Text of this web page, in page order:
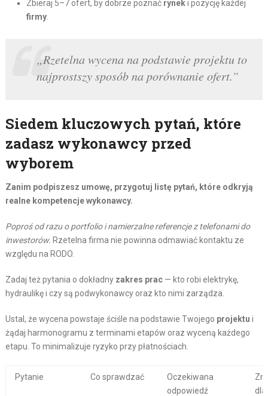
Zbieraj 5–7 ofert, by dobrze poznać ryneki pozycję każdej
firmy.
„Rzetelna wycena na podstawie projektu to
najprostszy sposób na porównanie ofert.”
Siedem kluczowych pytań, które
zadasz wykonawcy przed
wyborem
Zanim podpiszesz umowę, przygotuj listę pytań, które odkryją
realne kompetencje wykonawcy.
Poproś od razu o portfolio i namierzalne referencje z telefonami do
inwestorów. Rzetelna firma nie powinna odmawiać kontaktu ze
względu na RODO.
Zadaj też pytania o dokładny zakres prac— kto robi elektrykę,
hydraulikę i czy są podwykonawcy oraz kto nimi zarządza.
Ustal, że wycena powstaje ściśle na podstawie Twojego projektu i
żądaj harmonogramu z terminami etapów oraz wyceną każdego
etapu. To minimalizuje ryzyko przy płatnościach.
Pytanie Co sprawdzać
Oczekiwana
odpowiedź